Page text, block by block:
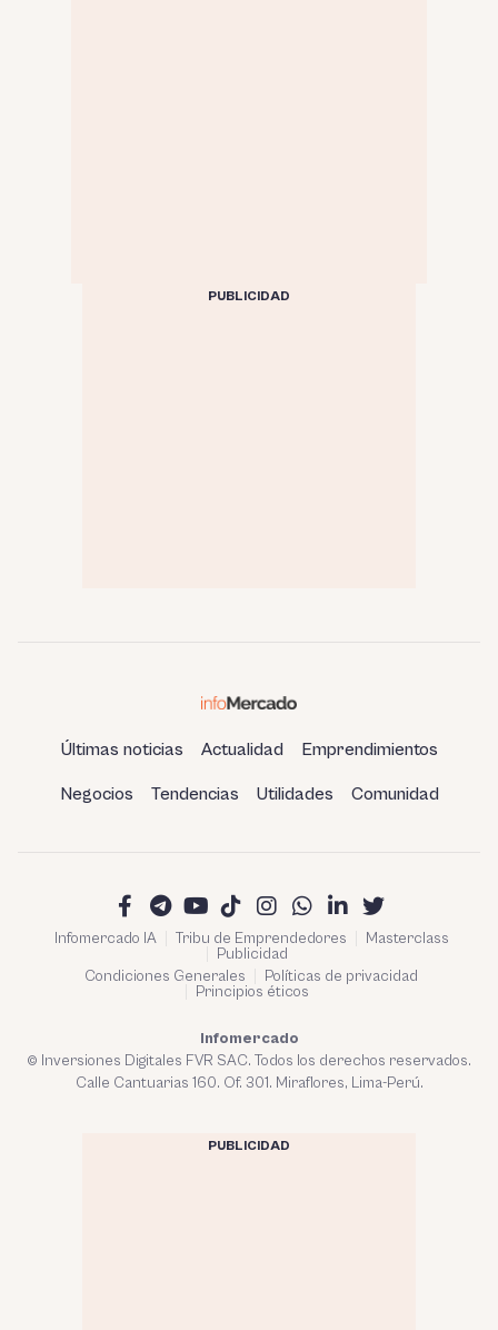
PUBLICIDAD
Últimas noticias Actualidad Emprendimientos
Negocios Tendencias Utilidades Comunidad
Infomercado IA Tribu de Emprendedores
Masterclass
Publicidad
Condiciones Generales
Políticas de privacidad
Principios éticos
Infomercado
© Inversiones Digitales FVR SAC. Todos los derechos reservados.
Calle Cantuarias 160. Of. 301. Miraflores, Lima-Perú.
PUBLICIDAD